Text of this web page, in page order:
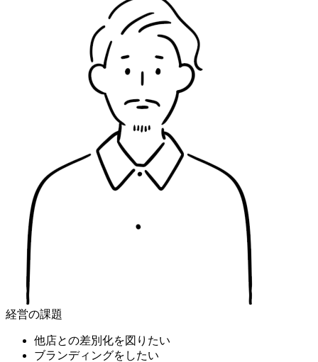
経営の課題
他店との差別化を図りたい
ブランディングをしたい